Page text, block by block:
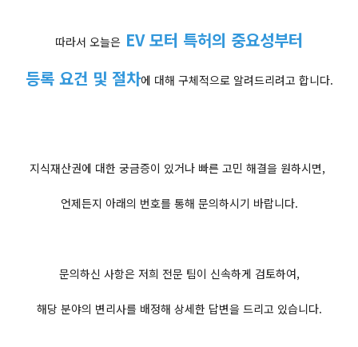
따라서 오늘은 EV 모터 특허의 중요성부터
등록 요건 및 절차에 대해 구체적으로 알려드리려고 합니다.
지식재산권에 대한 궁금증이 있거나 빠른 고민 해결을 원하시면,
언제든지 아래의 번호를 통해 문의하시기 바랍니다.
문의하신 사항은 저희 전문 팀이 신속하게 검토하여,
해당 분야의 변리사를 배정해 상세한 답변을 드리고 있습니다.